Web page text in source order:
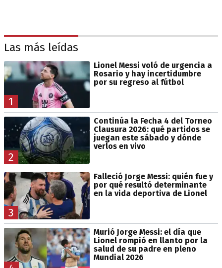
Las más leídas
1
Lionel Messi voló de urgencia a
Rosario y hay incertidumbre
por su regreso al fútbol
2
Continúa la Fecha 4 del Torneo
Clausura 2026: qué partidos se
juegan este sábado y dónde
verlos en vivo
3
Falleció Jorge Messi: quién fue y
por qué resultó determinante
en la vida deportiva de Lionel
Murió Jorge Messi: el día que
Lionel rompió en llanto por la
salud de su padre en pleno
Mundial 2026